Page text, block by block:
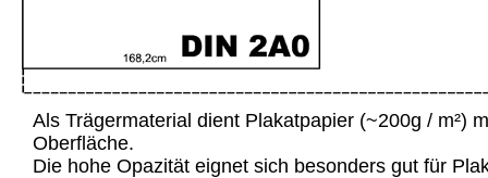
Als Trägermaterial dient Plakatpapier (~200g / m²)
Oberfläche.
Die hohe Opazität eignet sich besonders gut für